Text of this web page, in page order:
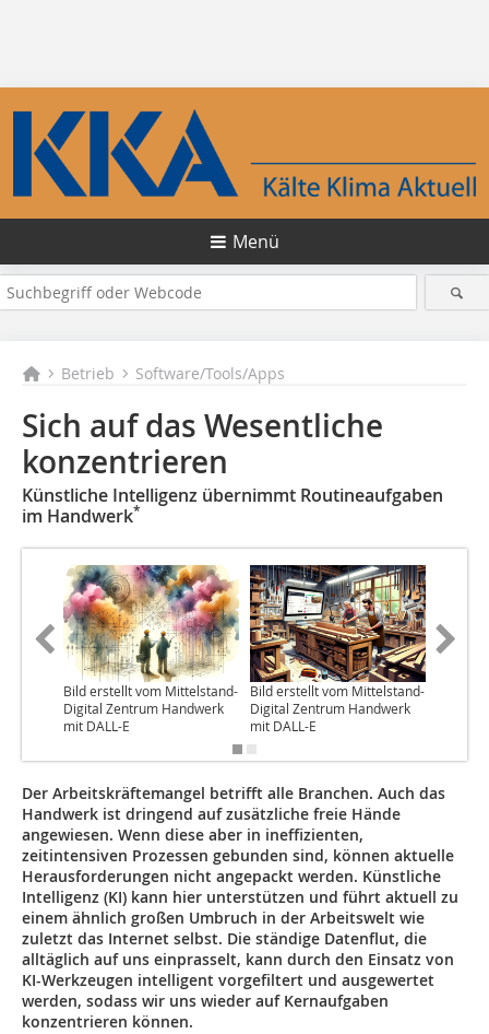
Menü
Betrieb Software/Tools/Apps
Sich auf das Wesentliche
konzentrieren
Künstliche Intelligenz übernimmt Routineaufgaben
im Handwerk*
Bild erstellt vom Mittelstand-
Digital Zentrum Handwerk
mit DALL-E
Bild erstellt vom Mittelstand-
Digital Zentrum Handwerk
mit DALL-E
Der Arbeitskräftemangel betrifft alle Branchen. Auch das
Handwerk ist dringend auf zusätzliche freie Hände
angewiesen. Wenn diese aber in ineffizienten,
zeitintensiven Prozessen gebunden sind, können aktuelle
Herausforderungen nicht angepackt werden. Künstliche
Intelligenz (KI) kann hier unterstützen und führt aktuell zu
einem ähnlich großen Umbruch in der Arbeitswelt wie
zuletzt das Internet selbst. Die ständige Datenflut, die
alltäglich auf uns einprasselt, kann durch den Einsatz von
KI-Werkzeugen intelligent vorgefiltert und ausgewertet
werden, sodass wir uns wieder auf Kernaufgaben
konzentrieren können.